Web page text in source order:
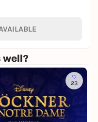
well?
23